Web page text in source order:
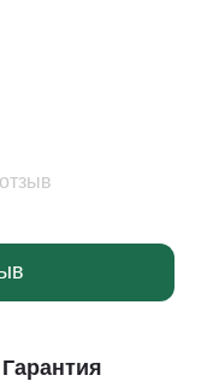
Гарантия